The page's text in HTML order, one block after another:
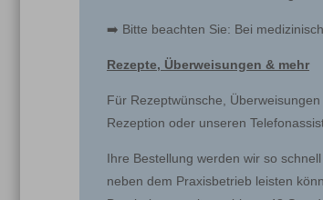
➡️ Bitte beachten Sie: Bei
Rezepte, Überweisungen & mehr
Für Rezeptwünsche,
Rezeption oder unseren
Ihre Bestellung werden wir so
neben dem Praxisbetrieb leisten